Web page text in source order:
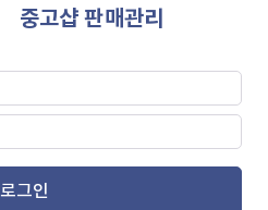
중고샵 판매관리
로그인